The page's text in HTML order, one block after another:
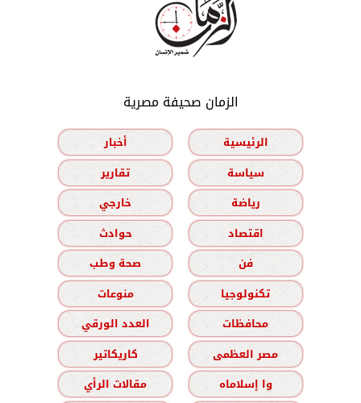
الزمان صحيفة مصرية
الرئيسية
أخبار
سياسة
تقارير
رياضة
خارجي
اقتصاد
حوادث
فن
صحة وطب
تكنولوجيا
منوعات
محافظات
العدد الورقي
مصر العظمى
كاريكاتير
وا إسلاماه
مقالات الرأي